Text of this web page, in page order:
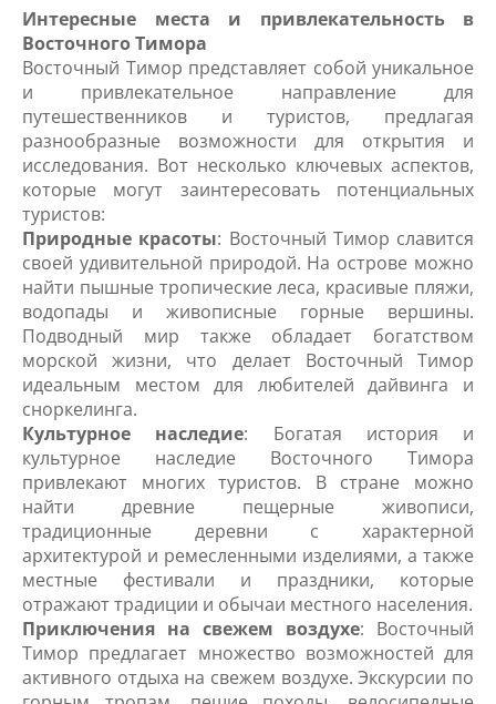
Интересные места и привлекательность в
Восточного Тимора
Восточный Тимор представляет собой уникальное
и привлекательное направление для
путешественников и туристов, предлагая
разнообразные возможности для открытия и
исследования. Вот несколько ключевых аспектов,
которые могут заинтересовать потенциальных
туристов:
Природные красоты: Восточный Тимор славится
своей удивительной природой. На острове можно
найти пышные тропические леса, красивые пляжи,
водопады и живописные горные вершины.
Подводный мир также обладает богатством
морской жизни, что делает Восточный Тимор
идеальным местом для любителей дайвинга и
сноркелинга.
Культурное наследие: Богатая история и
культурное наследие Восточного Тимора
привлекают многих туристов. В стране можно
найти древние пещерные живописи,
традиционные деревни с характерной
архитектурой и ремесленными изделиями, а также
местные фестивали и праздники, которые
отражают традиции и обычаи местного населения.
Приключения на свежем воздухе: Восточный
Тимор предлагает множество возможностей для
активного отдыха на свежем воздухе. Экскурсии по